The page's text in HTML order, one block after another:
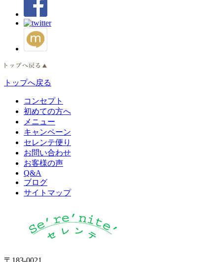
トップへ戻る
コンセプト
初めての方へ
メニュー
キャンペーン
セレンテ便り
お問い合わせ
お客様の声
Q&A
ブログ
サイトマップ
〒183-0021